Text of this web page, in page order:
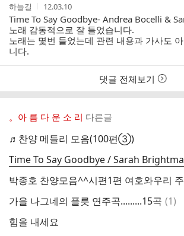
작
성
자
하늘길
작
성
시
간
12.03.10
Time To Say Goodbye- Andrea Bocelli &
노래 감동적으로 잘 들었습니다.
노래는 몇번 들었는데 관련 내용과 가사도
니다.
댓글 전체보기
。아 름 다 운 소 리 다른글
♬찬양 메들리 모음(100편③)
박종호 찬양모음^^시편1편 여호와우리
가을 나그네의 플릇 연주곡.........15곡 댓
(1)
힘을 내세요